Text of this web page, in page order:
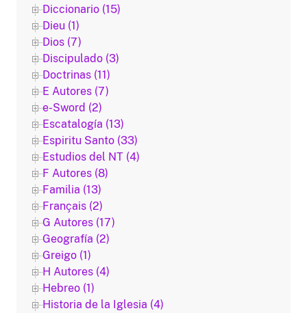
Diccionario (15)
Dieu (1)
Dios (7)
Discipulado (3)
Doctrinas (11)
E Autores (7)
e-Sword (2)
Escatalogía (13)
Espiritu Santo (33)
Estudios del NT (4)
F Autores (8)
Familia (13)
Français (2)
G Autores (17)
Geografía (2)
Greigo (1)
H Autores (4)
Hebreo (1)
Historia de la Iglesia (4)